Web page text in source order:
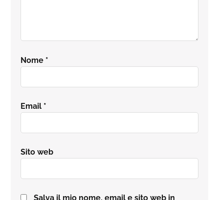
Nome *
Email *
Sito web
Salva il mio nome, email e sito web in